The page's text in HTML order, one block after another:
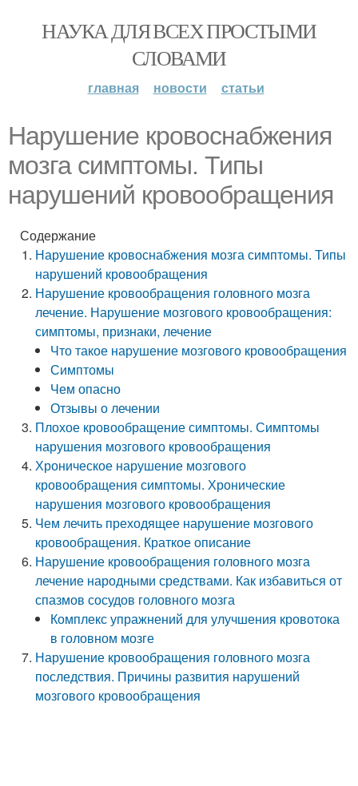
НАУКА ДЛЯ ВСЕХ ПРОСТЫМИ
СЛОВАМИ
главная новости статьи
Нарушение кровоснабжения
мозга симптомы. Типы
нарушений кровообращения
Содержание
Нарушение кровоснабжения мозга симптомы. Типы
нарушений кровообращения
Нарушение кровообращения головного мозга
лечение. Нарушение мозгового кровообращения:
симптомы, признаки, лечение
Что такое нарушение мозгового кровообращения
Симптомы
Чем опасно
Отзывы о лечении
Плохое кровообращение симптомы. Симптомы
нарушения мозгового кровообращения
Хроническое нарушение мозгового
кровообращения симптомы. Хронические
нарушения мозгового кровообращения
Чем лечить преходящее нарушение мозгового
кровообращения. Краткое описание
Нарушение кровообращения головного мозга
лечение народными средствами. Как избавиться от
спазмов сосудов головного мозга
Комплекс упражнений для улучшения кровотока
в головном мозге
Нарушение кровообращения головного мозга
последствия. Причины развития нарушений
мозгового кровообращения